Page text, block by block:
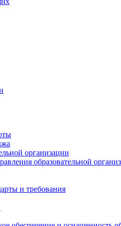
организации
образовательной
и требования